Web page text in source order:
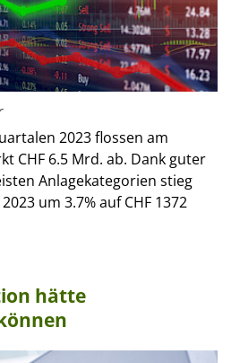
2023 flossen am
CHF 6.5 Mrd. ab. Dank guter
Anlagekategorien stieg
um 3.7% auf CHF 1372
hätte